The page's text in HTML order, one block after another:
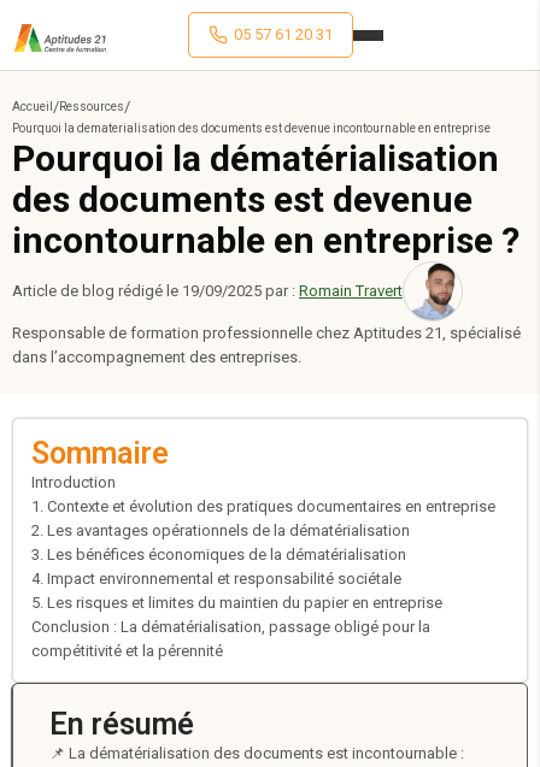
05 57 61 20 31
Accueil /Ressources/
Pourquoi la dematerialisation des documents est devenue incontournable en entreprise
Pourquoi la dématérialisation
des documents est devenue
incontournable en entreprise ?
Article de blog rédigé le 19/09/2025 par : Romain Travert
Responsable de formation professionnelle chez Aptitudes 21, spécialisé
dans l’accompagnement des entreprises.
En résumé
📌 La dématérialisation des documents est incontournable :
Sommaire
Introduction
1. Contexte et évolution des pratiques documentaires en entreprise
2. Les avantages opérationnels de la dématérialisation
3. Les bénéfices économiques de la dématérialisation
4. Impact environnemental et responsabilité sociétale
5. Les risques et limites du maintien du papier en entreprise
Conclusion : La dématérialisation, passage obligé pour la
compétitivité et la pérennité